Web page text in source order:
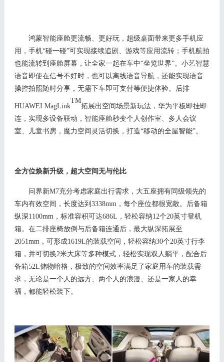
鸿蒙智能座舱更流畅、更好玩， 超级桌面带来更多手机应
用，手机“碰一碰”可实现接续追剧、游戏等应用流转；手机航拍
也能流转到座舱屏幕，让全家一起在车中“坐览世界”。小艺智慧
语音即使在信号不好时，也可以离线语音导航，还能实现语音
操控拍照随时分享，无需下车即可支付等便捷体验。后排
HUAWEI MagLink
TM
拓展出空间场景新玩法，华为平板 即挂即
连，实现多设备联动 ，智能座舱秒变个人创作室、多人会议
室、儿童书房， 魔力 空间灵活切换 ，打造“移动的全屋智能”。
全方位焕新升级， 超大空间无与伦比
问界新M7充分考虑家庭出行需求， 大五座拥有同级领先的
车内有效空间 ，长度达到 3338mm， 每个座位都很宽敞。后备箱
纵深1100mm，标准容积可达686L，轻松容纳12个20英寸登机
箱。在二排座椅放倒与后备箱连通 后，最大纵深拓展至
2051mm， 可形成1619L的装载空间 ， 轻松容纳30个20英寸行李
箱，并可切换2米大床等多种模式，轻松实现双人躺平，配合后
备箱52L储物暗格， 极致的空间效率满足 了家庭用车的装载需
求，无论是一个人的远方、两个人的浪漫、还是一家人的幸
福，都能轻松装下。